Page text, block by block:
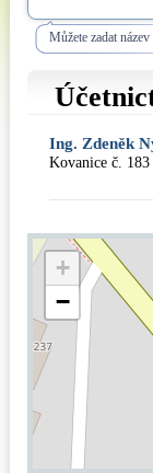
Můžete zadat
Ing. Zdeněk
Kovanice č. 183
+
−